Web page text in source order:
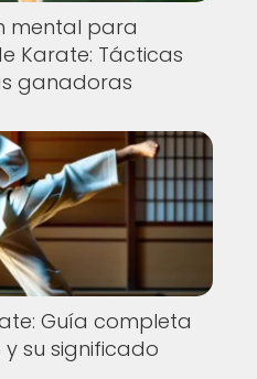
mental para
Karate: Tácticas
ganadoras
Guía completa
su significado